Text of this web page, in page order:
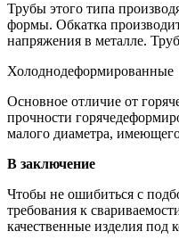
Трубы этого типа
формы. Обкатка
напряжения в металле.
Холоднодеформированные
Основное отличие от
прочности
малого диаметра,
В заключение
Чтобы не ошибиться с
требования к
качественные изделия